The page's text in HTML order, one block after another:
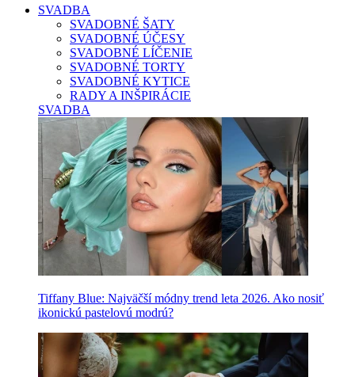
SVADBA
SVADOBNÉ ŠATY
SVADOBNÉ ÚČESY
SVADOBNÉ LÍČENIE
SVADOBNÉ TORTY
SVADOBNÉ KYTICE
RADY A INŠPIRÁCIE
SVADBA
Tiffany Blue: Najväčší módny trend leta 2026. Ako nosiť
ikonickú pastelovú modrú?